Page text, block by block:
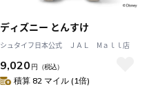
ディズニー とんすけ
シュタイフ日本公式 ＪＡＬ Mａｌｌ店
9,020 円 （税込）
積算 82 マイル (1倍)